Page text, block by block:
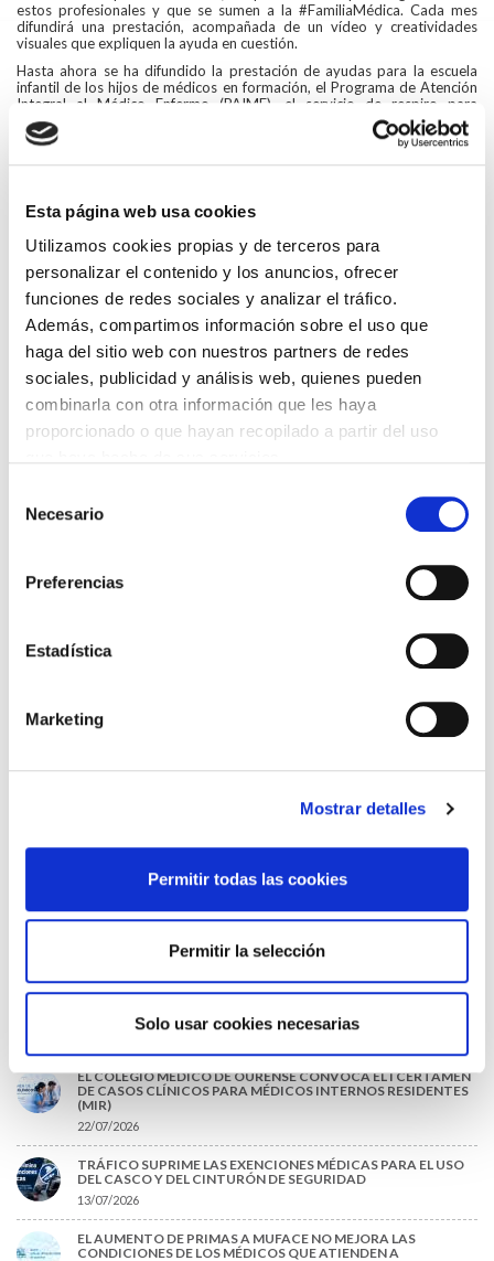
Esta página web usa cookies
Utilizamos cookies propias y de terceros para
personalizar el contenido y los anuncios, ofrecer
funciones de redes sociales y analizar el tráfico.
Además, compartimos información sobre el uso que
haga del sitio web con nuestros partners de redes
sociales, publicidad y análisis web, quienes pueden
combinarla con otra información que les haya
proporcionado o que hayan recopilado a partir del uso
Necesario
Preferencias
Estadística
Marketing
Mostrar detalles
Permitir todas las cookies
Permitir la selección
Solo usar cookies necesarias
estos profesionales y que se sumen a la #FamiliaMédica. Cada mes
difundirá una prestación, acompañada de un vídeo y creatividades
visuales que expliquen la ayuda en cuestión.
Hasta ahora se ha difundido la prestación de ayudas para la escuela
infantil de los hijos de médicos en formación, el Programa de Atención
Integral al Médico Enfermo (PAIME), el servicio de respiro para
cuidadores, la prestación de viudedad, las ayudas de orfandad, las de
autonomía personal en el hogar y apoyo familiar.
Para ayudar a los demás y ejercer una solidaridad activa con otros
Tú también puedes formar parte de la #FamiliaMedica.
#tútambiénpuedescolaborar en https://socioprotector.es/
Acceder al vídeo de la prestación
Volver
Compartir en:
HAZ UN COMENTARIO
AL PACTO DE ESTADO FRENTE A LA EMERGENCIA CLIMÁTICA
PREMIOS DE LA REAL ACADEMIA DE MEDICINA DE GALICIA
CARTA DEL PRESIDENTE DE MUTUAL MÉDICA SOBRE LA
PASARELA AL RETA
EL COLEGIO MÉDICO DE OURENSE CONVOCA EL I CERTAMEN
DE CASOS CLÍNICOS PARA MÉDICOS INTERNOS RESIDENTES
(MIR)
22/07/2026
TRÁFICO SUPRIME LAS EXENCIONES MÉDICAS PARA EL USO
DEL CASCO Y DEL CINTURÓN DE SEGURIDAD
13/07/2026
EL AUMENTO DE PRIMAS A MUFACE NO MEJORA LAS
CONDICIONES DE LOS MÉDICOS QUE ATIENDEN A